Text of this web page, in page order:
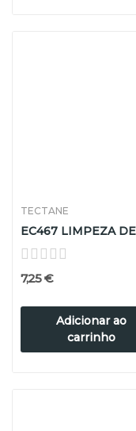
TECTANE
7,25 €
Adicionar ao
carrinho